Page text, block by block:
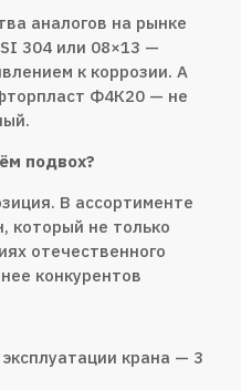
аналогов на рынке
304 или 08×13 —
к коррозии. А
Ф4К20 — не
подвох?
В ассортименте
который не только
отечественного
конкурентов
крана — 3